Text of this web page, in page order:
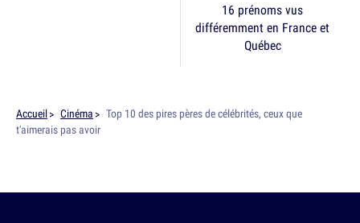
16 prénoms vus
différemment en France et
Québec
Accueil Cinéma
Top 10 des pires pères de célébrités, ceux que
t'aimerais pas avoir